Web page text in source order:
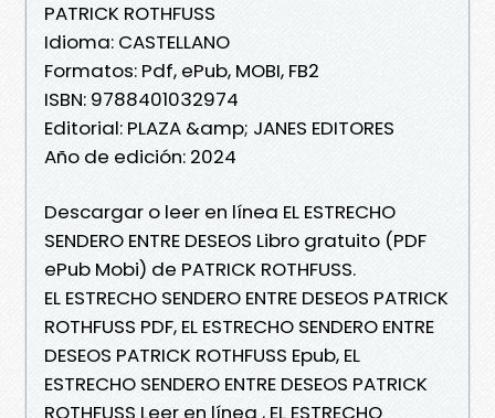
PATRICK ROTHFUSS
Idioma: CASTELLANO
Formatos: Pdf, ePub, MOBI, FB2
ISBN: 9788401032974
Editorial: PLAZA &amp; JANES EDITORES
Año de edición: 2024
Descargar o leer en línea EL ESTRECHO
SENDERO ENTRE DESEOS Libro gratuito (PDF
ePub Mobi) de PATRICK ROTHFUSS.
EL ESTRECHO SENDERO ENTRE DESEOS PATRICK
ROTHFUSS PDF, EL ESTRECHO SENDERO ENTRE
DESEOS PATRICK ROTHFUSS Epub, EL
ESTRECHO SENDERO ENTRE DESEOS PATRICK
ROTHFUSS Leer en línea , EL ESTRECHO